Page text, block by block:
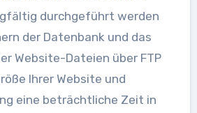
durchgeführt werden
der Datenbank und das
Website-Dateien über FTP
Ihrer Website und
eine beträchtliche Zeit in